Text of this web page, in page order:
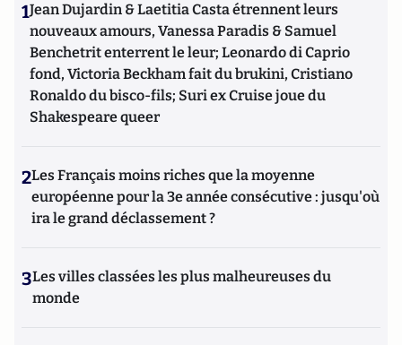
1Jean Dujardin & Laetitia Casta étrennent leurs
nouveaux amours, Vanessa Paradis & Samuel
Benchetrit enterrent le leur; Leonardo di Caprio
fond, Victoria Beckham fait du brukini, Cristiano
Ronaldo du bisco-fils; Suri ex Cruise joue du
Shakespeare queer
2Les Français moins riches que la moyenne
européenne pour la 3e année consécutive : jusqu'où
ira le grand déclassement ?
3Les villes classées les plus malheureuses du
monde